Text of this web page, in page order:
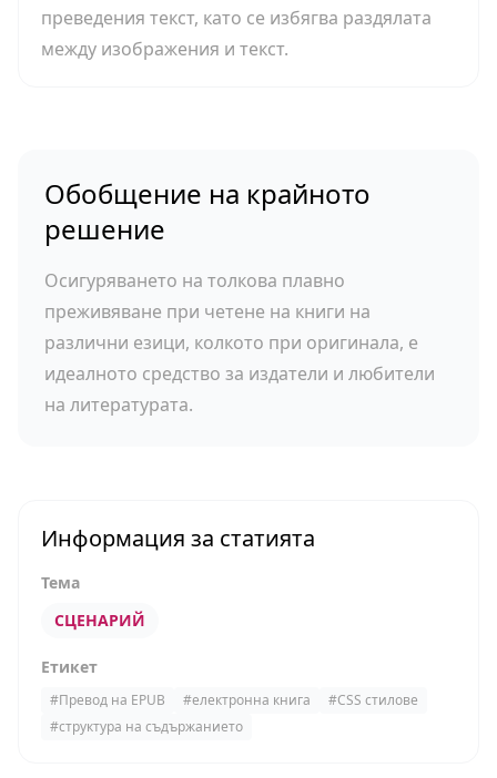
преведения текст, като се избягва раздялата
между изображения и текст.
Обобщение на крайното
решение
Осигуряването на толкова плавно
преживяване при четене на книги на
различни езици, колкото при оригинала, е
идеалното средство за издатели и любители
на литературата.
Информация за статията
Тема
СЦЕНАРИЙ
Етикет
#Превод на EPUB #електронна книга #CSS стилове
#структура на съдържанието